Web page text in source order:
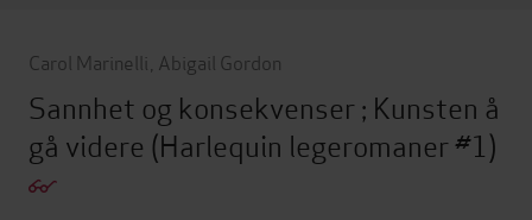
Carol Marinelli Abigail Gordon
Sannhet og konsekvenser ; Kunsten å
gå videre (Harlequin legeromaner #1)